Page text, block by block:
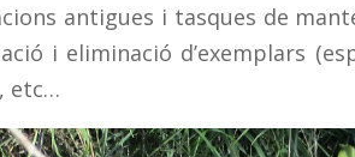
antigues i tasques de
i eliminació d’exemplars
etc…